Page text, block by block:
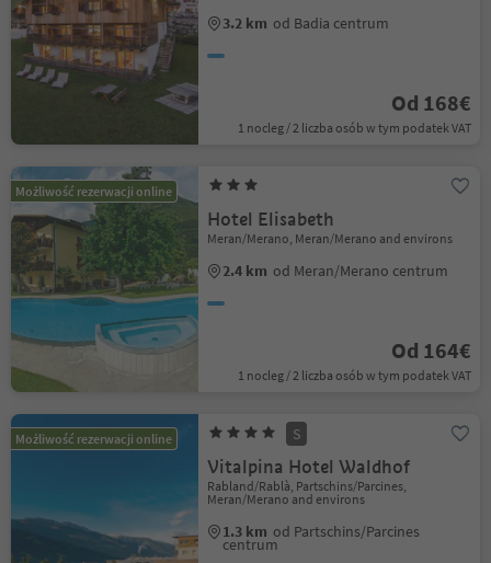
3.2 km od Badia centrum
Od 168€
1 nocleg / 2 liczba osób w tym podatek VAT
Możliwość rezerwacji online
Hotel Elisabeth
Meran/Merano, Meran/Merano and environs
2.4 km od Meran/Merano centrum
Od 164€
1 nocleg / 2 liczba osób w tym podatek VAT
Możliwość rezerwacji online S
Vitalpina Hotel Waldhof
Rabland/Rablà, Partschins/Parcines,
Meran/Merano and environs
1.3 km od Partschins/Parcines
centrum